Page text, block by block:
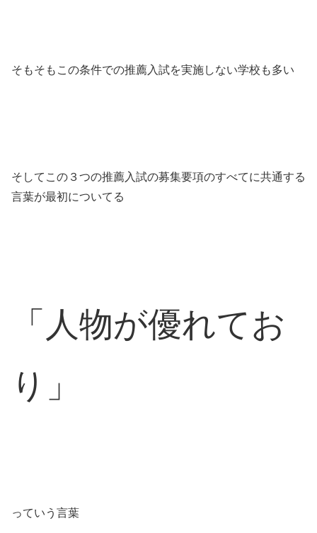
そもそもこの条件での推薦入試を実施しない学校も多い
そしてこの３つの推薦入試の募集要項のすべてに共通する
言葉が最初についてる
「人物が優れてお
り」
っていう言葉